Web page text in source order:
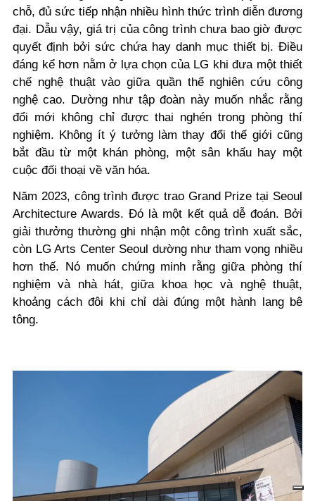
chỗ, đủ sức tiếp nhận nhiều hình thức trình diễn đương
đại. Dẫu vậy, giá trị của công trình chưa bao giờ được
quyết định bởi sức chứa hay danh mục thiết bị. Điều
đáng kể hơn nằm ở lựa chọn của LG khi đưa một thiết
chế nghệ thuật vào giữa quần thể nghiên cứu công
nghệ cao. Dường như tập đoàn này muốn nhắc rằng
đổi mới không chỉ được thai nghén trong phòng thí
nghiệm. Không ít ý tưởng làm thay đổi thế giới cũng
bắt đầu từ một khán phòng, một sân khấu hay một
cuộc đối thoại về văn hóa.
Năm 2023, công trình được trao Grand Prize tại Seoul
Architecture Awards. Đó là một kết quả dễ đoán. Bởi
giải thưởng thường ghi nhận một công trình xuất sắc,
còn LG Arts Center Seoul dường như tham vọng nhiều
hơn thế. Nó muốn chứng minh rằng giữa phòng thí
nghiệm và nhà hát, giữa khoa học và nghệ thuật,
khoảng cách đôi khi chỉ dài đúng một hành lang bê
tông.